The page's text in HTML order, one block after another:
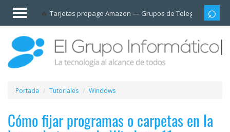
Tarjetas prepago Amazon Grupos de Telegram
Invitado
Iniciar
sesión /
Registrarse
Esenciales
Móviles
Ofertas
Portada Tutoriales Windows
Cómo fijar programas o carpetas en la